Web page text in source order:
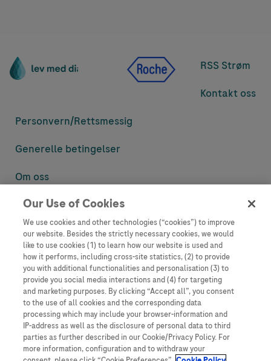
RSS Strøm
Kontakt oss
Personvern/Rettsmessig
Generelle betingelser
Om oss
Denne nettsiden inneholder informasjon som er målsatt til en stor
informasjon som ellers ikke er tilgjengelig eller gyldig i ditt land.
Vennligst vær oppmerksom på at vi ikke tar noe ansvar for tilgang til
informasjon som muligens ikke er i samsvar med noen gyldig juridisk
prosess, regulering, registrering eller bruk i bostedslandet ditt.
Roche har ikke alltid mulighet til å kvalitetssikre andres innlegg, men
vil fjerne villedende eller upassende innlegg så langt det lar seg gjøre.
Vi har ikke ansvar for innhold på eksterne nettsider som det lenkes til.
Kopiering av materiale fra dette nettstedet for bruk annet sted er ikke
tillatt uten avtale. Nettstedet selger plass til annonsører, og slikt
innhold er merket.
Our Use of Cookies
We use cookies and other technologies (“cookies”) to improve
our website. Besides the strictly necessary cookies, we would
like to use cookies (1) to learn how our website is used and
how it performs, including cross-site statistics, (2) to provide
you with additional functionalities and personalisation (3) to
provide you social media interactions and (4) for targeting
and marketing purposes. By clicking “Accept all”, you consent
to the use of all cookies and the corresponding data
processing which may include your browser-information and
IP-address as well as the disclosure of personal data to third
parties as further described in our Cookie/Privacy Policy. For
more information, configuration and to withdraw your